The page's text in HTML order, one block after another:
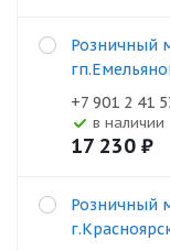
Розничный
+7 901 2 41
В наличии
17 230 ₽
Розничный